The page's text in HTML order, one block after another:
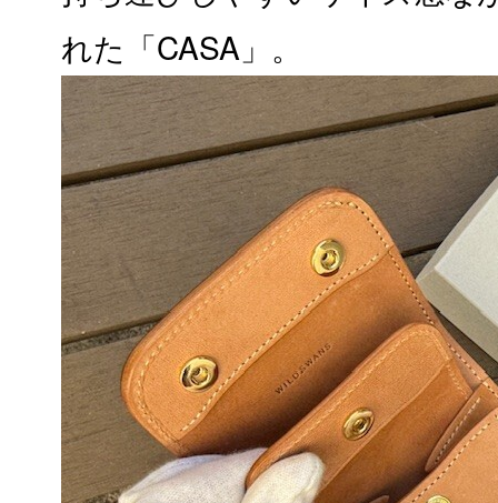
れた「CASA」。